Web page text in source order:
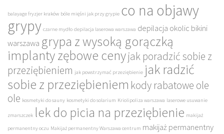
balayage fryzjer kraków bóle mięśni jak przy grypie co na objawy
grypy czarne mydło depilacja laserowa warszawa depilacja okolic bikini
warszawa grypa z wysoką gorączką
implanty zębowe cenyjak poradzić sobie z
przeziębieniem jak powstrzymać przeziębienie jak radzić
sobie z przeziębieniem kody rabatowe ole
ole kosmetyki do sauny kosmetyki do solarium Kriolipoliza warszawa laserowe usuwanie
zmarszczek lek do picia na przeziębienie makijaż
permanentny oczu Makijaż permanentny Warszawa centrum makijaż permanentny